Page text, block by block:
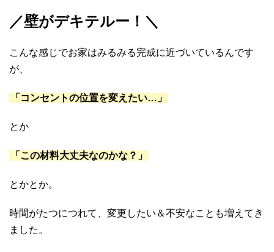
／壁がデキテルー！＼
こんな感じでお家はみるみる完成に近づいているんです
が、
「コンセントの位置を変えたい…」
とか
「この材料大丈夫なのかな？」
とかとか。
時間がたつにつれて、変更したい＆不安なことも増えてき
ました。